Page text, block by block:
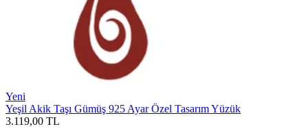
Yeni
Yeşil Akik Taşı Gümüş 925 Ayar Özel Tasarım Yüzük
3.119,00 TL